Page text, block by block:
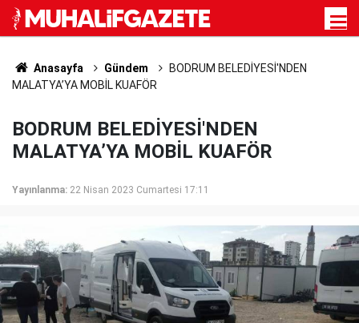
Anasayfa Gündem
BODRUM BELEDİYESİ'NDEN
MALATYA’YA MOBİL KUAFÖR
BODRUM BELEDİYESİ'NDEN
MALATYA’YA MOBİL KUAFÖR
Yayınlanma: 22 Nisan 2023 Cumartesi 17:11